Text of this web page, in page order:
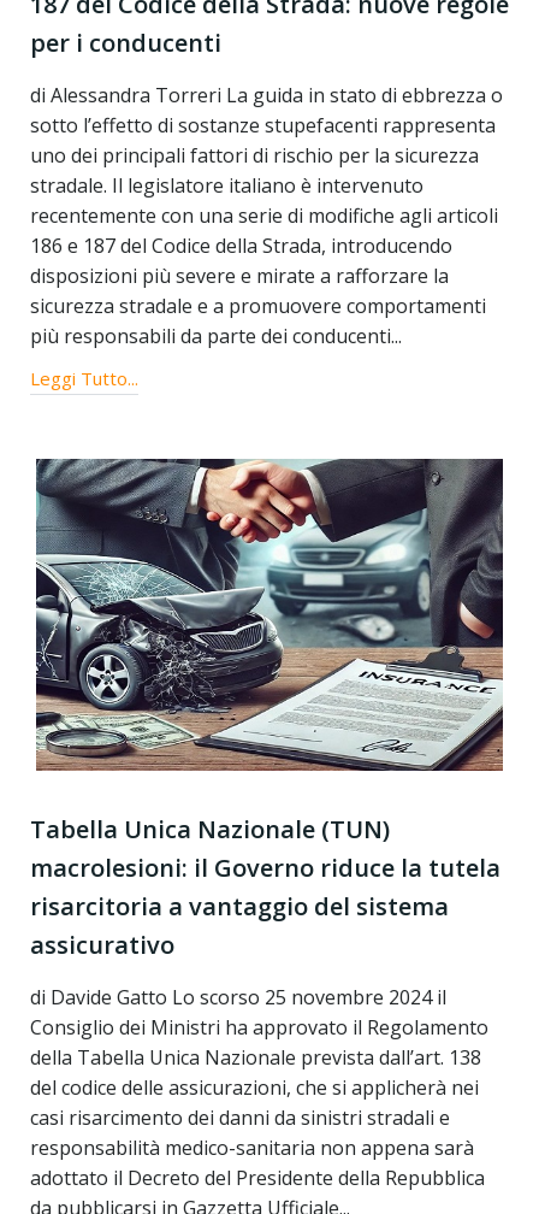
per i conducenti
di Alessandra Torreri La guida in stato di ebbrezza o
sotto l’effetto di sostanze stupefacenti rappresenta
uno dei principali fattori di rischio per la sicurezza
stradale. Il legislatore italiano è intervenuto
recentemente con una serie di modifiche agli articoli
186 e 187 del Codice della Strada, introducendo
disposizioni più severe e mirate a rafforzare la
sicurezza stradale e a promuovere comportamenti
più responsabili da parte dei conducenti...
Leggi Tutto...
Tabella Unica Nazionale (TUN)
macrolesioni: il Governo riduce la tutela
risarcitoria a vantaggio del sistema
assicurativo
di Davide Gatto Lo scorso 25 novembre 2024 il
Consiglio dei Ministri ha approvato il Regolamento
della Tabella Unica Nazionale prevista dall’art. 138
del codice delle assicurazioni, che si applicherà nei
casi risarcimento dei danni da sinistri stradali e
responsabilità medico-sanitaria non appena sarà
adottato il Decreto del Presidente della Repubblica
da pubblicarsi in Gazzetta Ufficiale...